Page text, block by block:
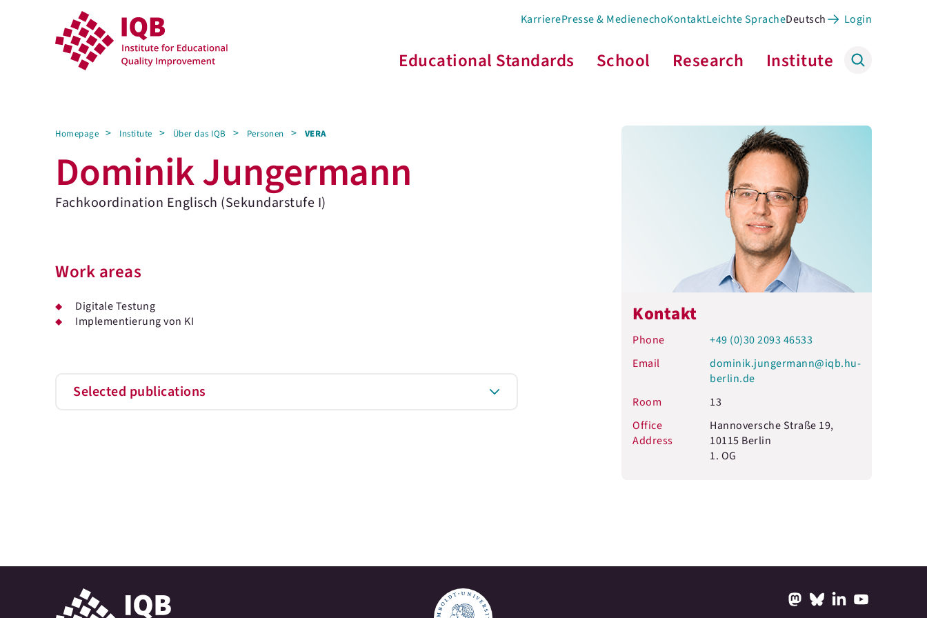
KarrierePresse & MedienechoKontaktLeichte SpracheDeutsch Login
Educational Standards School Research Institute
Homepage Institute Über das IQB Personen VERA
Dominik Jungermann
Fachkoordination Englisch (Sekundarstufe I)
Work areas
Digitale Testung
Implementierung von KI
Selected publications
Kontakt
Phone
+49 (0)30 2093 46533
Email
dominik.jungermann@iqb.hu-
berlin.de
Room
13
Office
Address
Hannoversche Straße 19,
10115 Berlin
1. OG